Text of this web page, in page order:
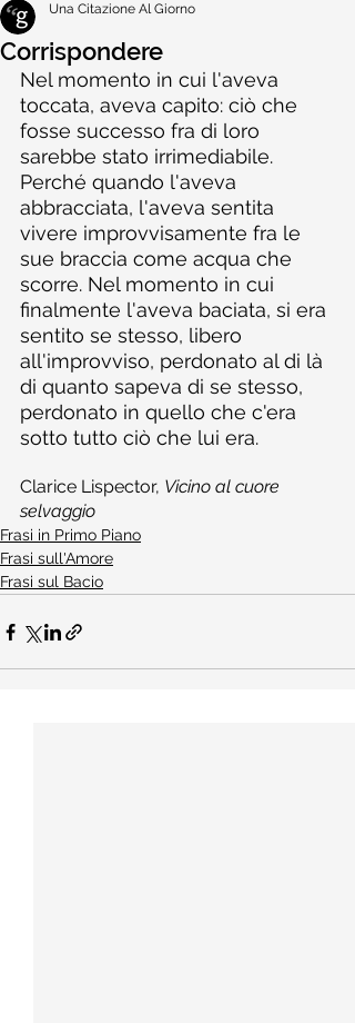
Corrispondere
Una Citazione Al Giorno
​Nel momento in cui l'aveva
toccata, aveva capito: ciò che
fosse successo fra di loro
sarebbe stato irrimediabile.
Perché quando l'aveva
abbracciata, l'aveva sentita
vivere improvvisamente fra le
sue braccia come acqua che
scorre. Nel momento in cui
finalmente l'aveva baciata, si era
sentito se stesso, libero
all'improvviso, perdonato al di là
di quanto sapeva di se stesso,
perdonato in quello che c'era
sotto tutto ciò che lui era.
​Clarice Lispector, Vicino al cuore
selvaggio
Frasi in Primo Piano
Frasi sull'Amore
Frasi sul Bacio